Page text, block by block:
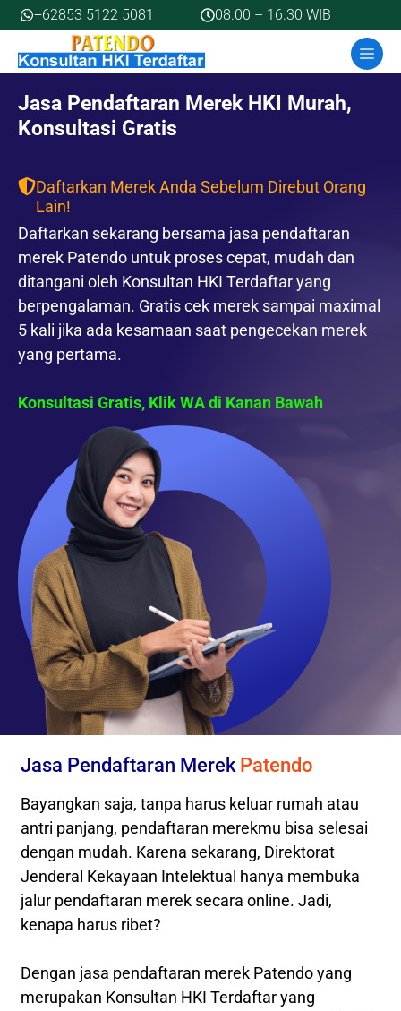
Skip
to
content
+62853 5122 5081 08.00 – 16.30 WIB
Jasa Pendaftaran Merek HKI Murah,
Konsultasi Gratis
Daftarkan Merek Anda Sebelum Direbut Orang
Lain!
Daftarkan sekarang bersama jasa pendaftaran
merek Patendo untuk proses cepat, mudah dan
ditangani oleh Konsultan HKI Terdaftar yang
berpengalaman. Gratis cek merek sampai maximal
5 kali jika ada kesamaan saat pengecekan merek
yang pertama.
Konsultasi Gratis, Klik WA di Kanan Bawah
Jasa Pendaftaran Merek Patendo
Bayangkan saja, tanpa harus keluar rumah atau
antri panjang, pendaftaran merekmu bisa selesai
dengan mudah. Karena sekarang, Direktorat
Jenderal Kekayaan Intelektual hanya membuka
jalur pendaftaran merek secara online. Jadi,
kenapa harus ribet?
Dengan jasa pendaftaran merek Patendo yang
merupakan Konsultan HKI Terdaftar yang